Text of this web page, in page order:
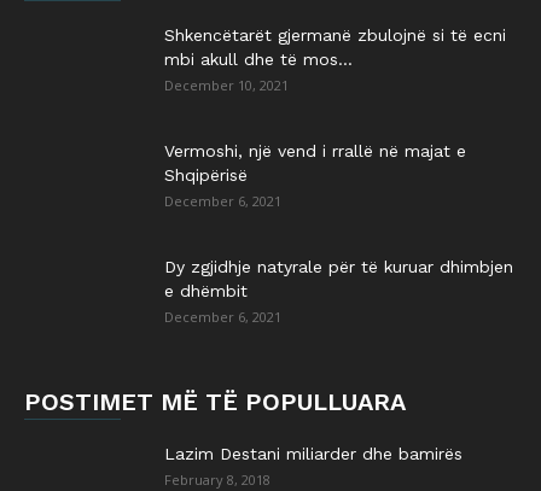
Shkencëtarët gjermanë zbulojnë si të ecni
mbi akull dhe të mos...
December 10, 2021
Vermoshi, një vend i rrallë në majat e
Shqipërisë
December 6, 2021
Dy zgjidhje natyrale për të kuruar dhimbjen
e dhëmbit
December 6, 2021
POSTIMET MË TË POPULLUARA
Lazim Destani miliarder dhe bamirës
February 8, 2018